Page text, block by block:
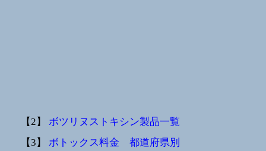
【2】 ボツリヌストキシン製品一覧
【3】 ボトックス料金 都道府県別